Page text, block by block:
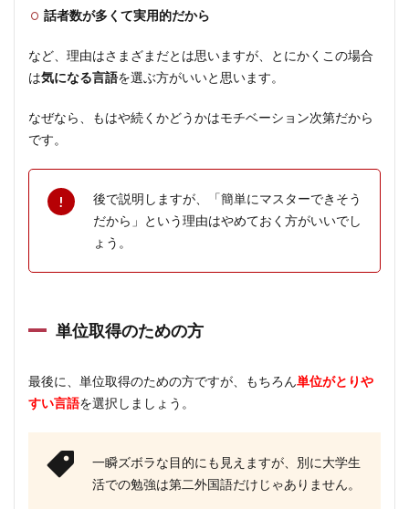
話者数が多くて実用的だから
など、理由はさまざまだとは思いますが、とにかくこの場合
は気になる言語を選ぶ方がいいと思います。
なぜなら、もはや続くかどうかはモチベーション次第だから
です。
後で説明しますが、「簡単にマスターできそう
だから」という理由はやめておく方がいいでし
ょう。
単位取得のための方
最後に、単位取得のための方ですが、もちろん単位がとりや
すい言語を選択しましょう。
一瞬ズボラな目的にも見えますが、別に大学生
活での勉強は第二外国語だけじゃありません。